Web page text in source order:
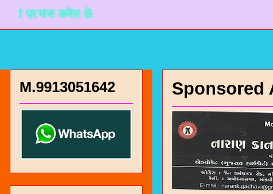
करेल छे.
Sponsored
M.9913051642